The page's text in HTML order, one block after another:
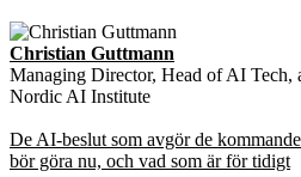
Christian Guttmann
Managing Director, Head of AI Tech,
Nordic AI Institute
De AI-beslut som avgör de
bör göra nu, och vad som är för tidigt